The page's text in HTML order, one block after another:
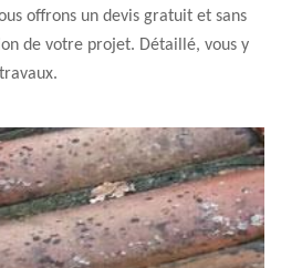
offrons un devis gratuit et sans
de votre projet. Détaillé, vous y